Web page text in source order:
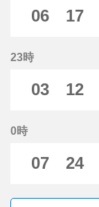
06 17
23時
03 12
0時
07 24